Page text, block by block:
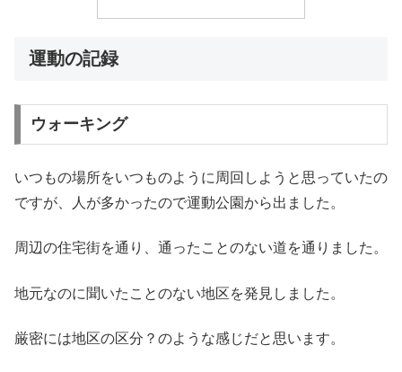
運動の記録
ウォーキング
いつもの場所をいつものように周回しようと思っていたの
ですが、人が多かったので運動公園から出ました。
周辺の住宅街を通り、通ったことのない道を通りました。
地元なのに聞いたことのない地区を発見しました。
厳密には地区の区分？のような感じだと思います。